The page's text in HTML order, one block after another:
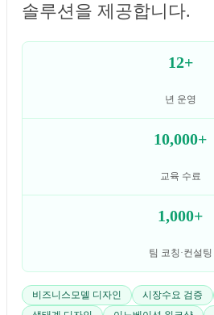
솔루션을 제공합니다.
12+
년 운영
10,000+
교육 수료
1,000+
팀 코칭·컨설팅
비즈니스모델 디자인 시장수요 검증